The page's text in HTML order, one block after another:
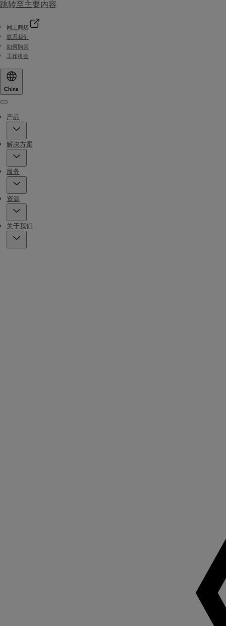
跳转至主要内容
网上商店
联系我们
如何购买
工作机会
China
Menu
产品
解决方案
服务
资源
关于我们